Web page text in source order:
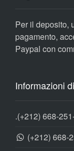
Per il deposito,
pagamento,
Paypal con
Informazioni
.(+212) 668-
(+212) 668-